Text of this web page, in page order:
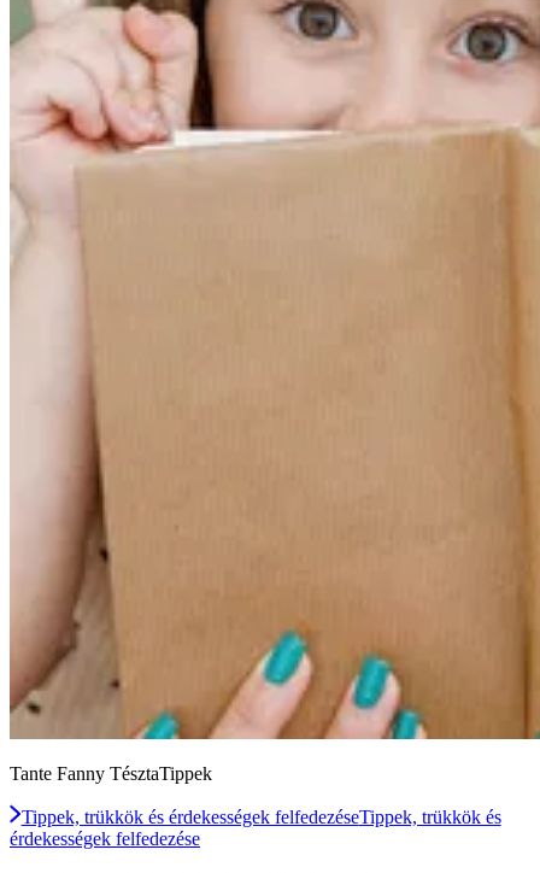
Tante Fanny TésztaTippek
Tippek, trükkök és érdekességek felfedezéseTippek, trükkök és
érdekességek felfedezése